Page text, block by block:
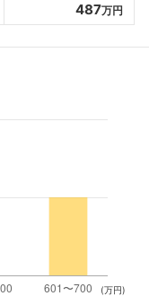
487万円
(万円)